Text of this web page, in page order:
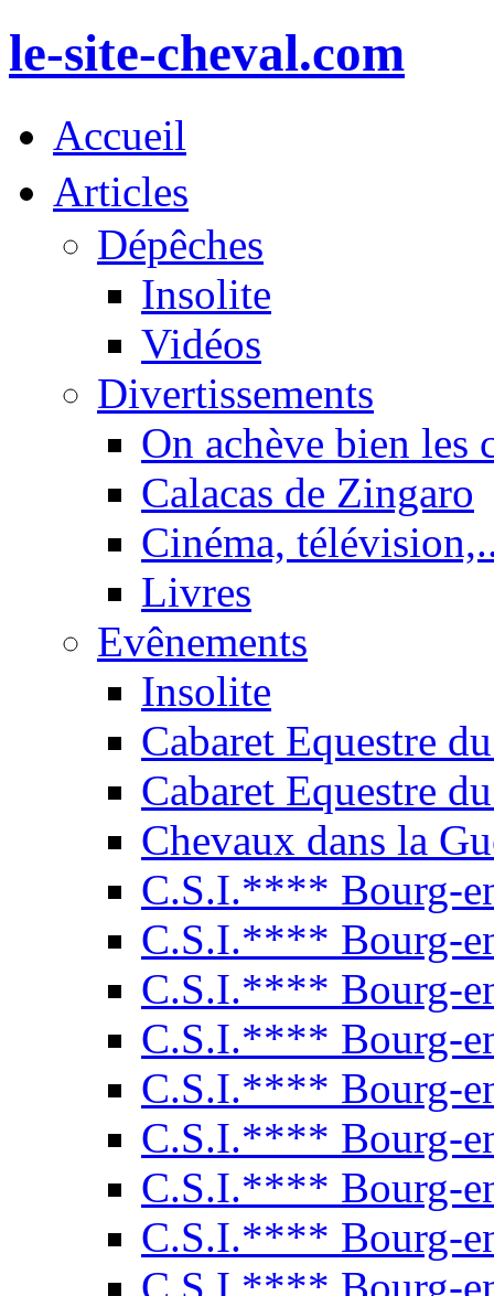
le-site-cheval.com
Accueil
Articles
Dépêches
Insolite
Vidéos
Divertissements
On achève bien les
Calacas de Zingaro
Cinéma,
Livres
Evênements
Insolite
Cabaret Equestre
Cabaret Equestre
Chevaux dans la
C.S.I.**** Bourg-
C.S.I.**** Bourg-
C.S.I.**** Bourg-
C.S.I.**** Bourg-
C.S.I.**** Bourg-
C.S.I.**** Bourg-
C.S.I.**** Bourg-
C.S.I.**** Bourg-
C.S.I.**** Bourg-